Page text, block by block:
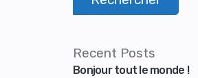
Recent Posts
Bonjour tout le monde !